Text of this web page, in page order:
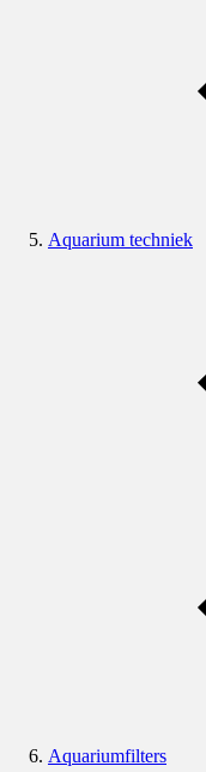
Aquarium techniek
Aquariumfilters